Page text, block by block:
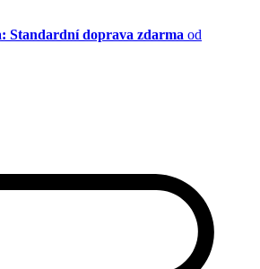
Standardní doprava zdarma od